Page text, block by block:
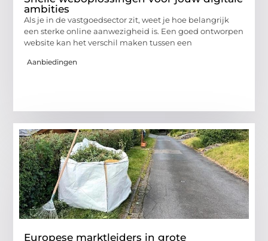
ambities
Als je in de vastgoedsector zit, weet je hoe belangrijk
een sterke online aanwezigheid is. Een goed ontworpen
website kan het verschil maken tussen een
Aanbiedingen
Europese marktleiders in grote